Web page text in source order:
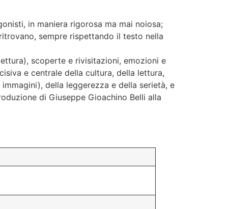
in maniera rigorosa ma mai noiosa;
sempre rispettando il testo nella
scoperte e rivisitazioni, emozioni e
e centrale della cultura, della lettura,
della leggerezza e della serietà, e
di Giuseppe Gioachino Belli alla